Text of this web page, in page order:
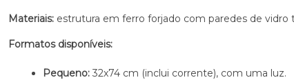
Materiais:estrutura em ferro forjado com paredes de vidro
Formatos disponíveis:
Pequeno:32x74 cm (inclui corrente), com uma luz.